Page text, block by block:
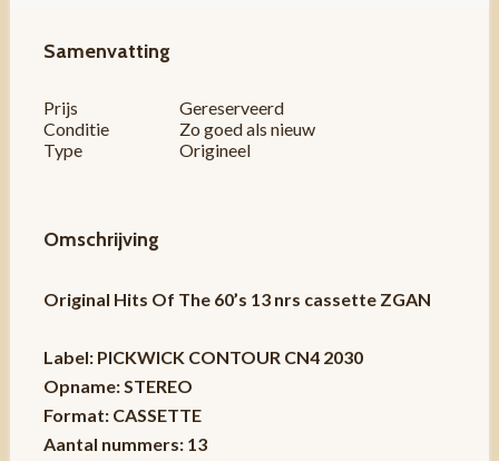
Samenvatting
Prijs
Gereserveerd
Conditie
Zo goed als nieuw
Type
Origineel
Omschrijving
Original Hits Of The 60’s 13 nrs cassette ZGAN
Label: PICKWICK CONTOUR CN4 2030
Opname: STEREO
Format: CASSETTE
Aantal nummers: 13